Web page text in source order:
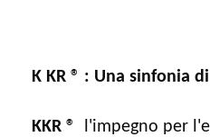
K KR ® : Una sinfonia
KKR ®
l'impegno per